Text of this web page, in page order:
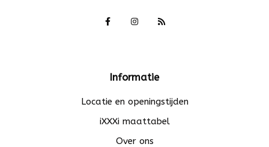
Informatie
Locatie en openingstijden
iXXXi maattabel
Over ons